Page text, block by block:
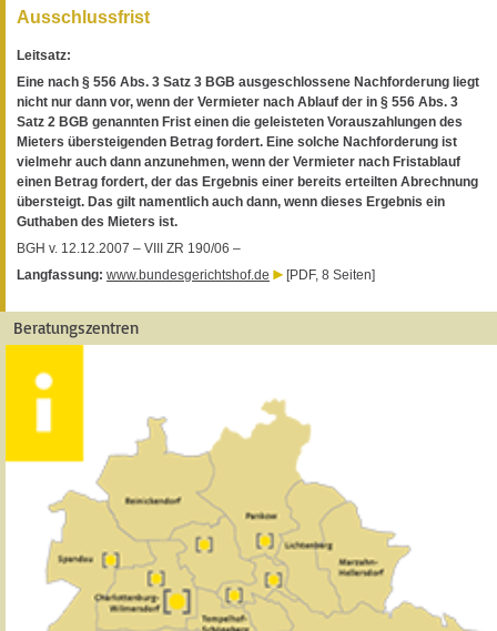
Ausschlussfrist
Leitsatz:
Eine nach § 556 Abs. 3 Satz 3 BGB ausgeschlossene Nachforderung liegt
nicht nur dann vor, wenn der Vermieter nach Ablauf der in § 556 Abs. 3
Satz 2 BGB genannten Frist einen die geleisteten Vorauszahlungen des
Mieters übersteigenden Betrag fordert. Eine solche Nachforderung ist
vielmehr auch dann anzunehmen, wenn der Vermieter nach Fristablauf
einen Betrag fordert, der das Ergebnis einer bereits erteilten Abrechnung
übersteigt. Das gilt namentlich auch dann, wenn dieses Ergebnis ein
Guthaben des Mieters ist.
BGH v. 12.12.2007 – VIII ZR 190/06 –
Langfassung: www.bundesgerichtshof.de [PDF, 8 Seiten]
Beratungszentren